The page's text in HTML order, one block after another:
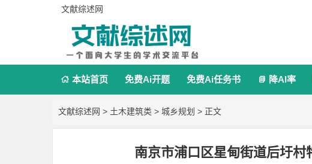
文献综述网
 本站首页 免费Ai开题 免费Ai任务书  降AI率
文献综述网 > 土木建筑类 > 城乡规划 > 正文
南京市浦口区星甸街道后圩